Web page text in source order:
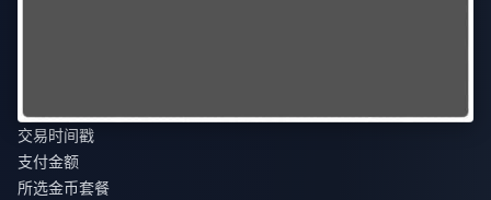
交易时间戳
支付金额
所选金币套餐